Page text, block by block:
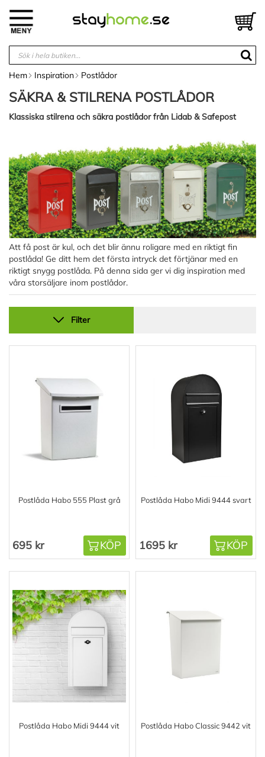
innehållet
Hem Inspiration Postlådor
SÄKRA & STILRENA POSTLÅDOR
Klassiska stilrena och säkra postlådor från Lidab & Safepost
Att få post är kul, och det blir ännu roligare med en riktigt fin
postlåda! Ge ditt hem det första intryck det förtjänar med en
riktigt snygg postlåda. På denna sida ger vi dig inspiration med
våra storsäljare inom postlådor.
Filter
Postlåda Habo 555 Plast grå
695 kr KÖP
Postlåda Habo Midi 9444 svart
1695 kr KÖP
Postlåda Habo Midi 9444 vit Postlåda Habo Classic 9442 vit